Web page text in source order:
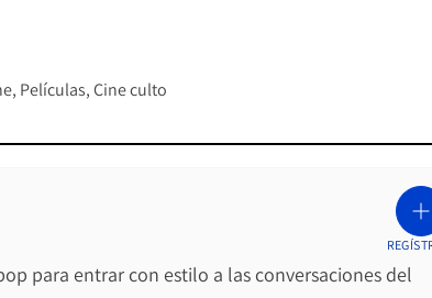
Películas Cine culto
para entrar con estilo a las conversaciones del